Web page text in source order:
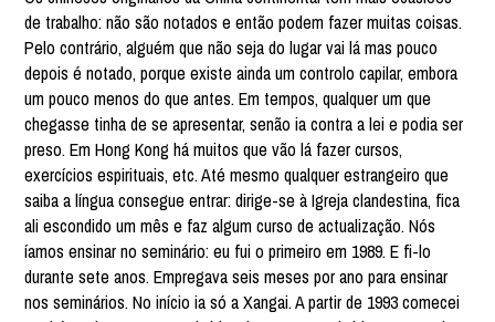
de trabalho: não são notados e então podem fazer muitas coisas.
Pelo contrário, alguém que não seja do lugar vai lá mas pouco
depois é notado, porque existe ainda um controlo capilar, embora
um pouco menos do que antes. Em tempos, qualquer um que
chegasse tinha de se apresentar, senão ia contra a lei e podia ser
preso. Em Hong Kong há muitos que vão lá fazer cursos,
exercícios espirituais, etc. Até mesmo qualquer estrangeiro que
saiba a língua consegue entrar: dirige-se à Igreja clandestina, fica
ali escondido um mês e faz algum curso de actualização. Nós
íamos ensinar no seminário: eu fui o primeiro em 1989. E fi-lo
durante sete anos. Empregava seis meses por ano para ensinar
nos seminários. No início ia só a Xangai. A partir de 1993 comecei